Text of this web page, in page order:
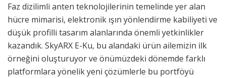
Faz dizilimli anten teknolojilerinin temelinde yer alan
hücre mimarisi, elektronik ışın yönlendirme kabiliyeti ve
düşük profilli tasarım alanlarında önemli yetkinlikler
kazandık. SkyARX E-Ku, bu alandaki ürün ailemizin ilk
örneğini oluşturuyor ve önümüzdeki dönemde farklı
platformlara yönelik yeni çözümlerle bu portföyü